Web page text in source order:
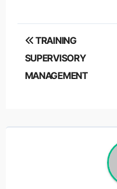
Post
navigation
TRAINING
SUPERVISORY
MANAGEMENT